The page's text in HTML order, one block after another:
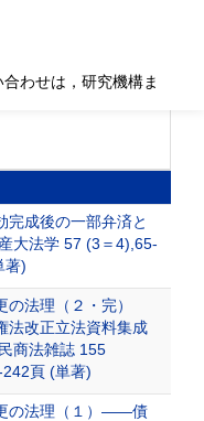
わせは，研究機構ま
完成後の一部弁済と
大法学 57 (3＝4),65-
著)
の法理（２・完）
改正立法資料集成
民商法雑誌 155
頁 (単著)
の法理（１）――債